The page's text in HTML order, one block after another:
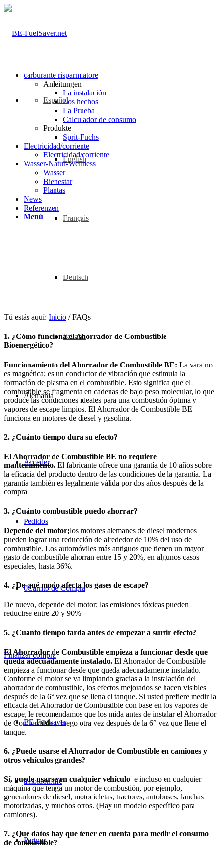
Español
English
Français
Deutsch
Italiano
Alemania
Acceder
Pedidos
0Carrito de Compra
Finalizar compra
BE-Fuelsaver
ambition.life
Partner
carburante risparmiatore
Anleitungen
La instalación
Los hechos
La Prueba
Calculador de consumo
Produkte
Sprit-Fuchs
Electricidad/corriente
Electricidad/corriente
Wasser-Natur-Wellness
Wasser
Bienestar
Plantas
News
Referenzen
Menú
Tú estás aquí: Inicio / FAQs
1. ¿Cómo funciona el Ahorrador de Combustible
Bioenergético?
Funcionamiento del Ahorrador de Combustible BE: La vara no
es magnética; es un conductor de vibración que estimula la
formación de plasma en el combustible. Esto significa que el
combustible se fragmenta en cadenas de bajo peso molecular, lo que
produce las condiciones ideales para una combustión óptima y
vapores de escape limpios. El Ahorrador de Combustible BE
funciona en motores de diesel y gasolina.
2. ¿Cuánto tiempo dura su efecto?
El Ahorrador de Combustible BE no requiere
mantenimiento. El fabricante ofrece una garantía de 10 años sobre
la eficacia del producto dentro de las condiciones de la garantía. La
garantía también es legalmente válida por dos años después de la
compra.
3. ¿Cuánto combustible puedo ahorrar?
Depende del motor;los motores alemanes de diesel modernos
pueden lograr una reducción de alrededor de 10% del uso de
combustible. Los automóviles más antiguos que tienen un mayor
gasto de combustible ahorran entre 15 y 20%, en algunos casos
especiales, hasta 36%.
4. ¿De qué modo afecta los gases de escape?
De nuevo, depende del motor; las emisiones tóxicas pueden
reducirse entre 20 y 90%.
5. ¿Cuánto tiempo tarda antes de empezar a surtir efecto?
El Ahorrador de Combustible empieza a funcionar desde que
queda adecuadamente instalado. El Ahorrador de Combustible
empieza a funcionar desde que queda adecuadamente instalado.
Conforme el motor se va limpiando gracias a la instalación del
ahorrador de combustible, los efectos mejorados se hacen visibles
después de la 6° vez que se llena el tanque. Si usted prefiere medir la
eficacia del Ahorrador de Combustible con base en los vapores de
escape, le recomendamos que los mida antes de instalar el Ahorrador
de Combustible y luego otra vez después de la 6° vez que llene el
tanque.
6. ¿Puede usarse el Ahorrador de Combustible en camiones y
otros vehículos grandes?
Sí, puede usarse en cualquier vehículo e incluso en cualquier
máquina que tenga un motor de combustión, por ejemplo,
generadores de diesel, motocicletas, tractores, autobuses, lanchas
motorizadas, y muchos otros. (Hay un modelo específico para
camiones).
7. ¿Qué datos hay que tener en cuenta para medir el consumo
de combustible?